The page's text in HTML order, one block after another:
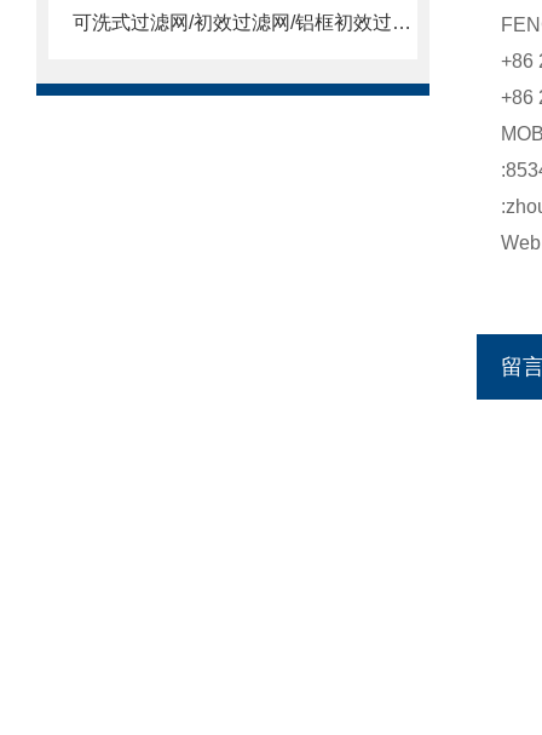
可洗式过滤网/初效过滤网/铝框初效过滤网
+86
+86
留